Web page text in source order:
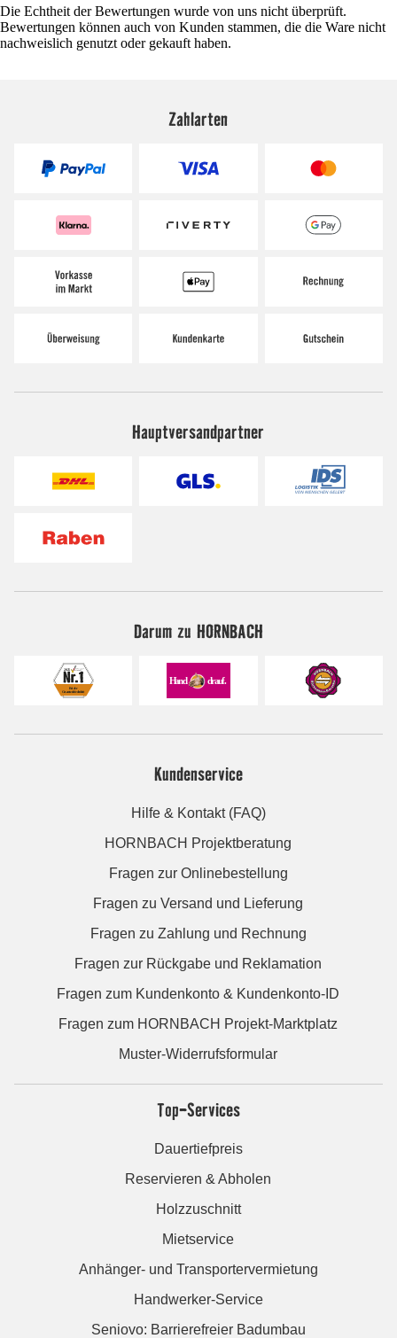
Die Echtheit der Bewertungen wurde von uns nicht überprüft.
Bewertungen können auch von Kunden stammen, die die Ware nicht
nachweislich genutzt oder gekauft haben.
Zahlarten
Hauptversandpartner
Darum zu HORNBACH
Kundenservice
Hilfe & Kontakt (FAQ)
HORNBACH Projektberatung
Fragen zur Onlinebestellung
Fragen zu Versand und Lieferung
Fragen zu Zahlung und Rechnung
Fragen zur Rückgabe und Reklamation
Fragen zum Kundenkonto & Kundenkonto-ID
Fragen zum HORNBACH Projekt-Marktplatz
Muster-Widerrufsformular
Top-Services
Dauertiefpreis
Reservieren & Abholen
Holzzuschnitt
Mietservice
Anhänger- und Transportervermietung
Handwerker-Service
Seniovo: Barrierefreier Badumbau